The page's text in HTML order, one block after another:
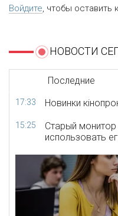
Войдите, чтобы оставить
НОВОСТИ
Последние
17:33 Новинки
15:25
Старый
использовать